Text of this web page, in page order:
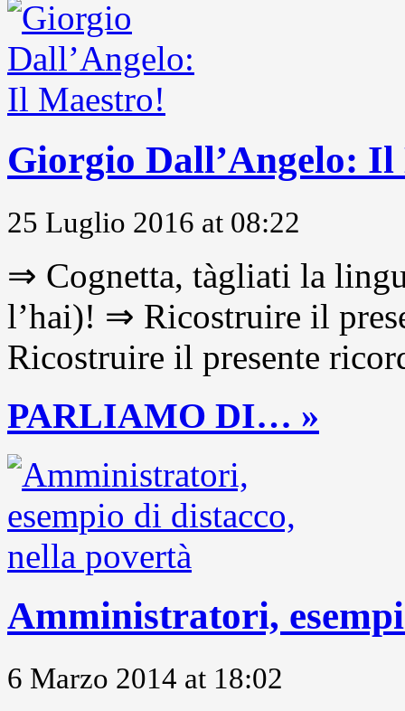
Giorgio Dall’Angelo:
25 Luglio 2016 at 08:22
⇒ Cognetta, tàgliati la
l’hai)! ⇒ Ricostruire il
Ricostruire il presente
PARLIAMO DI… »
Amministratori,
6 Marzo 2014 at 18:02